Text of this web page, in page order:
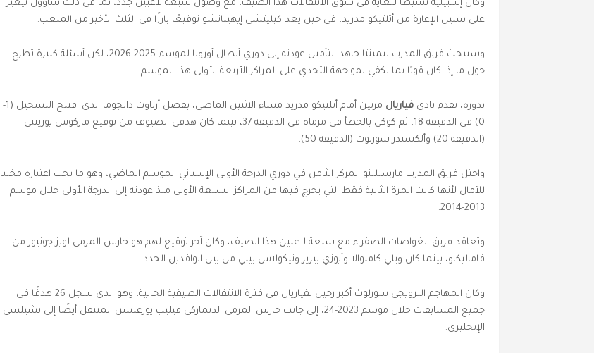
وكان إشبيلية نشيطًا للغاية في سوق الانتقالات هذا الصيف، مع وصول سبعة لاعبين جدد، بما في ذلك ساؤول نيغيز
على سبيل الإعارة من أتلتيكو مدريد، في حين يعد كيليتشي إيهيناتشو توقيعًا بارزًا في الثلث الأخير من الملعب.
وسيبحث فريق المدرب بيمينتا جاهدا لتأمين عودته إلى دوري أبطال أوروبا لموسم 2025-2026، لكن أسئلة كبيرة تطرح
حول ما إذا كان قويًا بما يكفي لمواجهة التحدي على المراكز الأربعة الأولى هذا الموسم.
بدوره، تقدم ناديفياريال
مرتين أمام أتلتيكو مدريد مساء الاثنين الماضي، بفضل أرناوت دانجوما الذي افتتح التسجيل (1-
0) في الدقيقة 18، ​​ثم كوكي بالخطأ في مرماه في الدقيقة 37، بينما كان هدفي الضيوف من توقيع ماركوس يورينتي
(الدقيقة 20) وألكسندر سورلوث (الدقيقة 50).
واحتل فريق المدرب مارسيلينو المركز الثامن في دوري الدرجة الأولى الإسباني الموسم الماضي، وهو ما يجب اعتباره مخيبا
للآمال لأنها كانت المرة الثانية فقط التي يخرج فيها من المراكز السبعة الأولى منذ عودته إلى الدرجة الأولى خلال موسم
2013-2014.
وتعاقد فريق الغواصات الصفراء مع سبعة لاعبين هذا الصيف، وكان آخر توقيع لهم هو حارس المرمى لويز جونيور من
فاماليكاو، بينما كان ويلي كامبوالا وأيوزي بيريز ونيكولاس بيبي من بين الوافدين الجدد.
وكان المهاجم النرويجي سورلوث أكبر رحيل لفياريال في فترة الانتقالات الصيفية الحالية، وهو الذي سجل 26 هدفًا في
جميع المسابقات خلال موسم 2023-24، إلى جانب حارس المرمى الدنماركي فيليب يورغنسن المنتقل أيضًا إلى تشيلسي
الإنجليزي.